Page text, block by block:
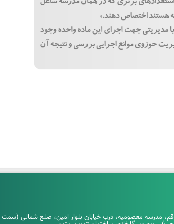
قم، مدرسه معصومیه، درب خیابان بلوار امین، ضلع شمالی (سمت